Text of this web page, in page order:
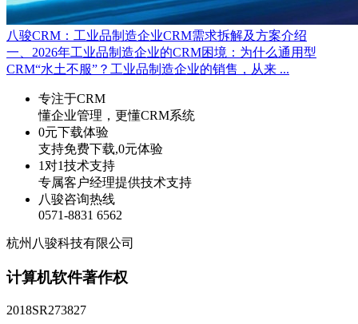
八骏CRM：工业品制造企业CRM需求拆解及方案介绍
一、2026年工业品制造企业的CRM困境：为什么通用型
CRM“水土不服”？工业品制造企业的销售，从来 ...
专注于CRM
懂企业管理，更懂CRM系统
0元下载体验
支持免费下载,0元体验
1对1技术支持
专属客户经理提供技术支持
八骏咨询热线
0571-8831 6562
杭州八骏科技有限公司
计算机软件著作权
2018SR273827